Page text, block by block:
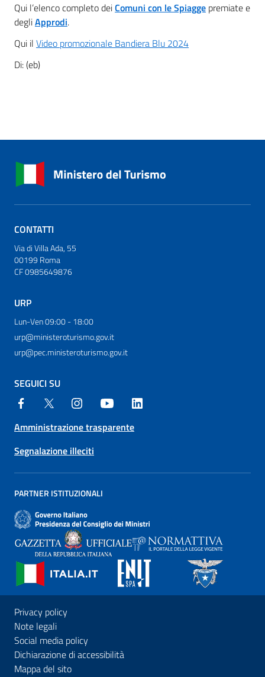
Qui l’elenco completo deiComuni con le Spiagge premiate e
degliApprodi.
Qui il Video promozionale Bandiera Blu 2024
Di: (eb)
CONTATTI
Via di Villa Ada, 55
00199 Roma
CF 0985649876
URP
Lun-Ven 09:00 - 18:00
urp@ministeroturismo.gov.it
urp@pec.ministeroturismo.gov.it
SEGUICI SU
Amministrazione trasparente
Segnalazione illeciti
PARTNER ISTITUZIONALI
Privacy policy
Note legali
Social media policy
Dichiarazione di accessibilità
Mappa del sito